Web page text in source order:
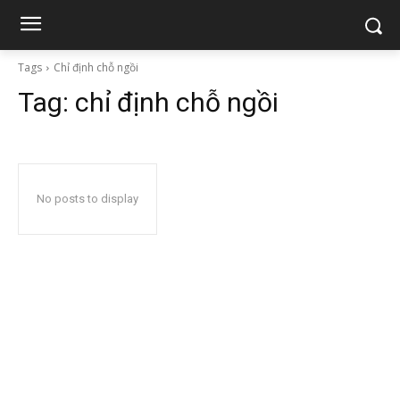
Tags Chỉ định chỗ ngồi
Tag: chỉ định chỗ ngồi
No posts to display